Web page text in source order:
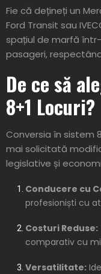
Fie că dețineți un
Ford Transit sau
spațiul de marfă
pasageri,
De ce să
8+1 Locuri?
Conversia în sistem
mai solicitată
legislative și
Conducere cu
profesioniști cu
Costuri Reduse:
comparativ cu
Versatilitate: